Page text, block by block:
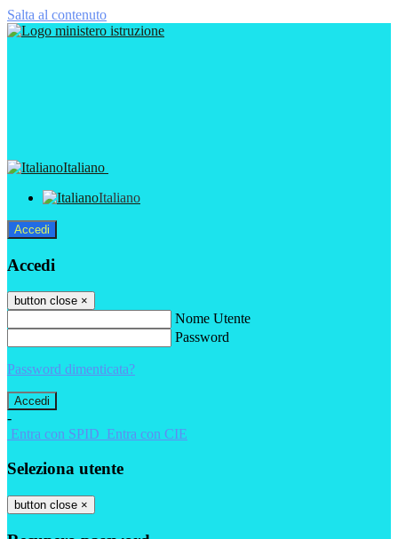
Salta al contenuto
Italiano
Italiano
Accedi
Accedi
button close ×
Nome Utente
Password
Password dimenticata?
-
Entra con SPID Entra con CIE
Seleziona utente
button close ×